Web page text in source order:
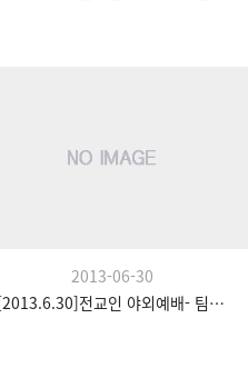
2013-06-30
[2013.6.30]전교인 야외예배- 팀수양관